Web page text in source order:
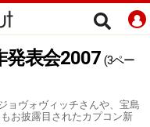
発表会2007 (3ペー
ョヴォヴィッチさんや、宝島
お披露目されたカプコン新